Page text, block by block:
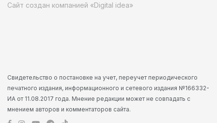
Сайт создан компанией «Digital idea»
Свидетельство о постановке на учет, переучет периодического
печатного издания, информационного и сетевого издания №166332-
ИА от 11.08.2017 года. Мнение редакции может не совпадать с
мнением авторов и комментаторов сайта.